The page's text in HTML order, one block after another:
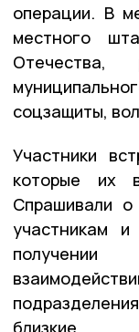
операции. В
местного
Отечества,
соцзащиты,
Участники
которые их
Спрашивали о
участникам
близкие.